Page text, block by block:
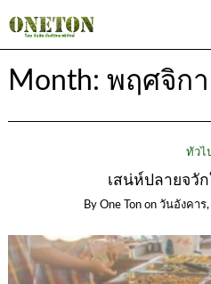
Month: พฤศจิก
ทั่วไป
เสน่ห์ปลายจวั
By One Ton on วันอังคาร